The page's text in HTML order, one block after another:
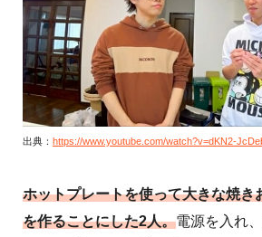
出典： https://www.youtube.com/watch?v=dKN2-
ホットプレートを使って大きな焼き
を作ることにした2人。電源を入れ、